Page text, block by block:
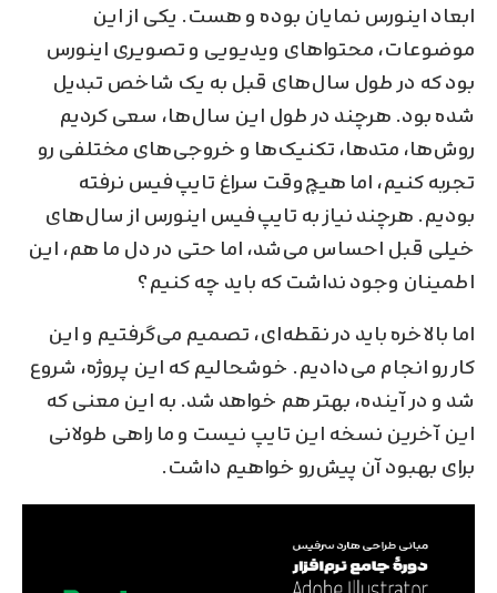
ابعاد اینورس نمایان بوده و هست. یکی از این
موضوعات، محتواهای ویدیویی و تصویری اینورس
بود که در طول سال‌های قبل به یک شاخص تبدیل
شده بود. هرچند در طول این سال‌ها، سعی کردیم
روش‌ها، متدها، تکنیک‌ها و خروجی‌های مختلفی رو
تجربه کنیم، اما هیچ‌وقت سراغ تایپ‌فیس نرفته
بودیم. هرچند نیاز به تایپ‌فیس اینورس از سال‌های
خیلی قبل احساس می‌شد، اما حتی در دل ما هم، این
اطمینان وجود نداشت که باید چه کنیم؟
اما بالاخره باید در نقطه‌ای، تصمیم می‌گرفتیم و این
کار رو انجام می‌دادیم. خوشحالیم که این پروژه، شروع
شد و در آینده، بهتر هم خواهد شد. به این معنی که
این آخرین نسخه این تایپ نیست و ما راهی طولانی
برای بهبود آن پیش‌رو خواهیم داشت.